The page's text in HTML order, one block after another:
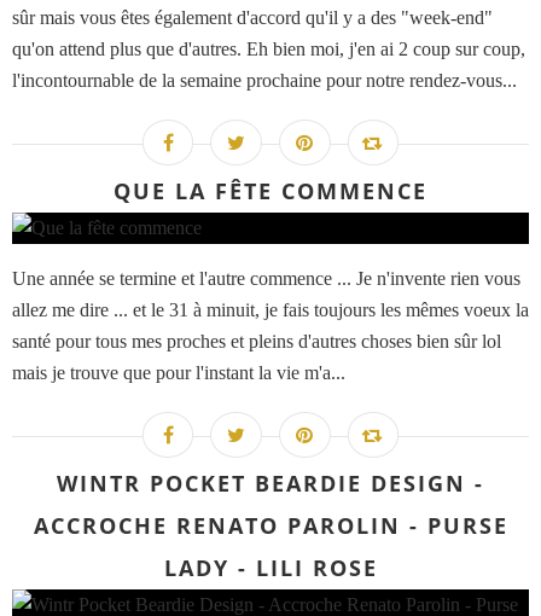
sûr mais vous êtes également d'accord qu'il y a des "week-end"
qu'on attend plus que d'autres. Eh bien moi, j'en ai 2 coup sur coup,
l'incontournable de la semaine prochaine pour notre rendez-vous...
QUE LA FÊTE COMMENCE
Une année se termine et l'autre commence ... Je n'invente rien vous
allez me dire ... et le 31 à minuit, je fais toujours les mêmes voeux la
santé pour tous mes proches et pleins d'autres choses bien sûr lol
mais je trouve que pour l'instant la vie m'a...
WINTR POCKET BEARDIE DESIGN -
ACCROCHE RENATO PAROLIN - PURSE
LADY - LILI ROSE